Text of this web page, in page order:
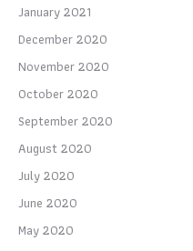
January 2021
December 2020
November 2020
October 2020
September 2020
August 2020
July 2020
June 2020
May 2020